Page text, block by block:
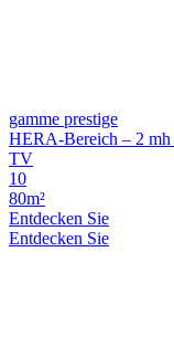
gamme prestige
HERA-Bereich – 2 mh
TV
10
80m²
Entdecken Sie
Entdecken Sie